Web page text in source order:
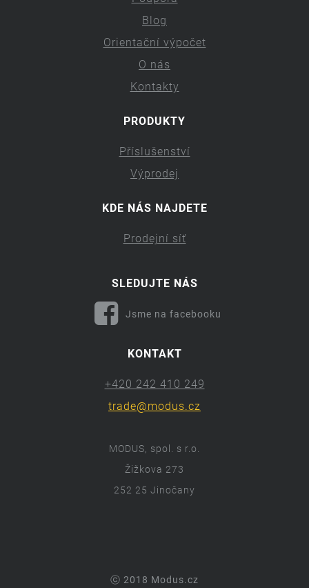
Blog
Orientační výpočet
O nás
Kontakty
PRODUKTY
Příslušenství
Výprodej
KDE NÁS NAJDETE
Prodejní síť
SLEDUJTE NÁS
Jsme na facebooku
KONTAKT
+420 242 410 249
trade@modus.cz
MODUS, spol. s r.o.
Žižkova 273
252 25 Jinočany
ⓒ 2018 Modus.cz